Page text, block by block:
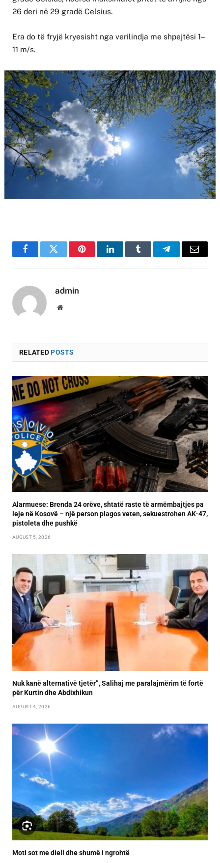
26 deri në 29 gradë Celsius.
Era do të fryjë kryesisht nga verilindja me shpejtësi 1–
11 m/s.
FacebookTwitter PinterestLinkedInTumblr TelegramEmail
admin
Website
RELATEDPOSTS
Alarmuese: Brenda 24 orëve, shtatë raste të armëmbajtjes pa
leje në Kosovë – një person plagos veten, sekuestrohen AK-47,
pistoleta dhe pushkë
AUGUST 5, 2026
Nuk kanë alternativë tjetër”, Salihaj me paralajmërim të fortë
për Kurtin dhe Abdixhikun
AUGUST 4, 2026
Moti sot me diell dhe shumë i ngrohtë